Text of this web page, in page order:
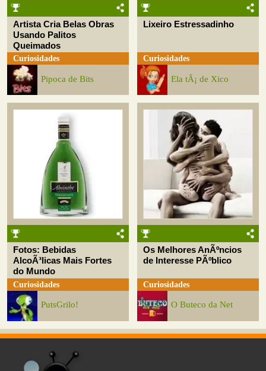
Artista Cria Belas Obras
Usando Palitos
Queimados
Curiosidades
Pipoca de Bits
Lixeiro Estressadinho
Curiosidades
Ela tÃ¡ de Xico
Fotos: Bebidas
AlcoÃ³licas Mais Fortes
do Mundo
Curiosidades
PutsGrilo!
Os Melhores AnÃºncios
de Interesse PÃºblico
Curiosidades
O Buteco da Net